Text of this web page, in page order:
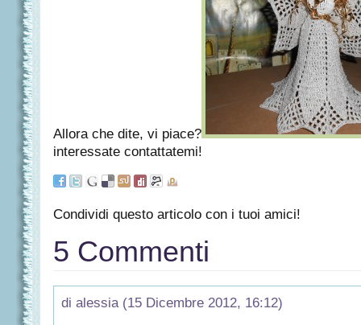
Allora che dite, vi piace?
interessate contattatemi!
Condividi questo articolo con i tuoi amici!
5 Commenti
di alessia (15 Dicembre 2012, 16:12)